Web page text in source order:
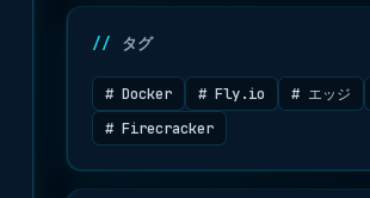
タグ
# Docker # Fly.io # エッジ
# Firecracker